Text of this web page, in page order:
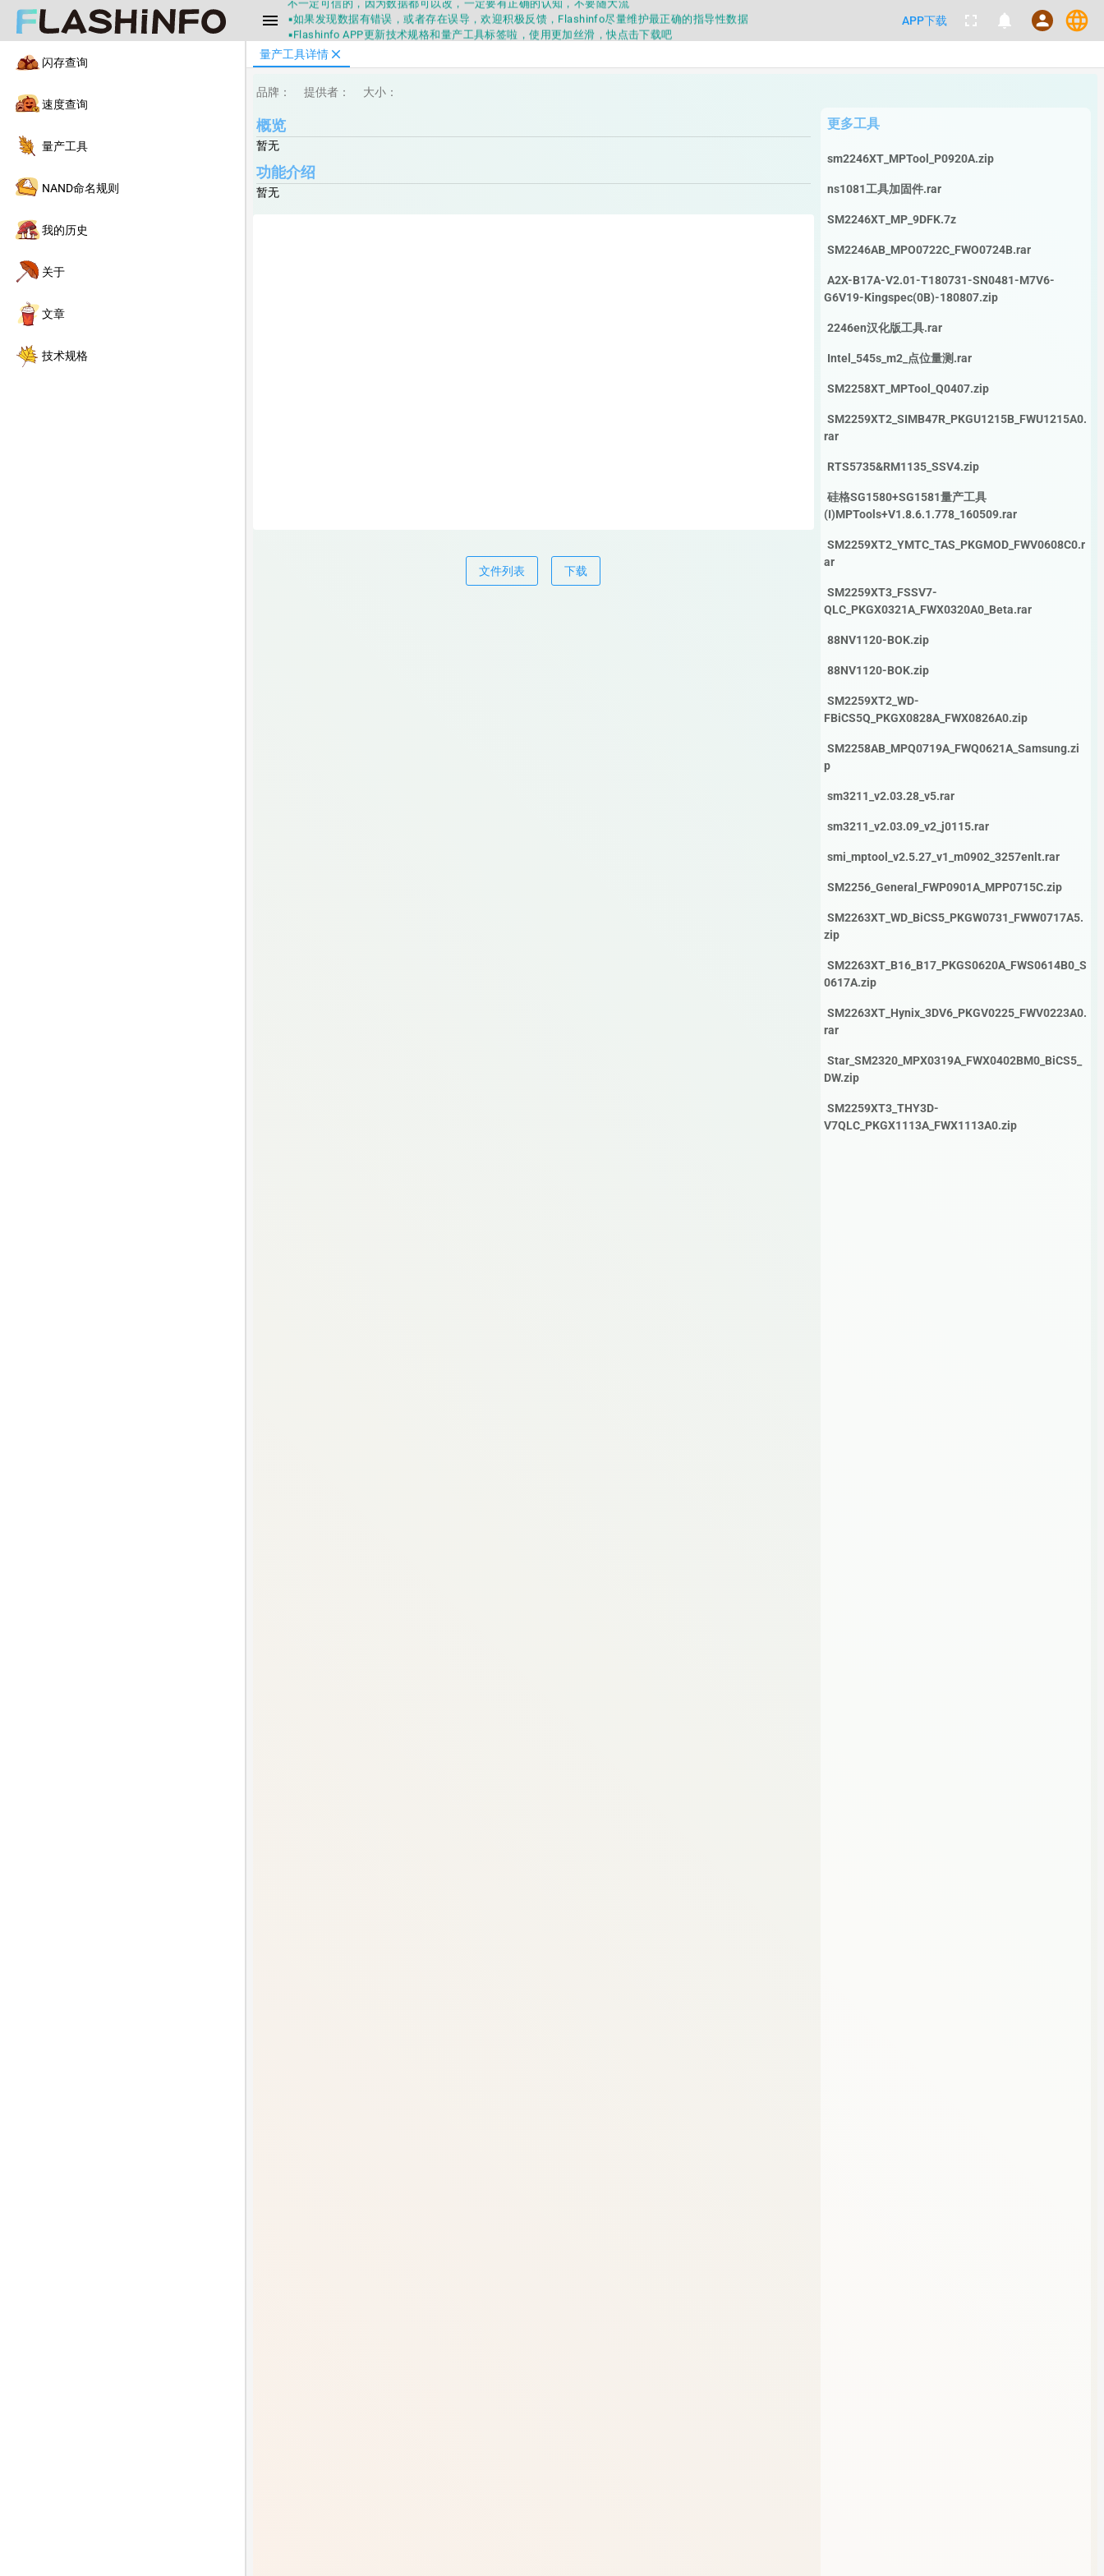
menu
▪如果发现数据有错误，或者存在误导，欢迎积极反馈，Flashinfo尽量维护最正确的指导性数据
▪Flashinfo APP更新技术规格和量产工具标签啦，使用更加丝滑，快点击下载吧
▪兄弟们没事不要乱下载量产工具，过分了下载服务会暂停一段时间才能恢复
▪Flashinfo提供的所有数据仅供参考，DIY本来就有不确定性，任何第三方工具提供的数据都不要100%相信，包括量产工具都
▪如果发现数据有错误，或者存在误导，欢迎积极反馈，Flashinfo尽量维护最正确的指导性数据
APP下载 fullscreen notifications person language
闪存查询
速度查询
量产工具
NAND命名规则
我的历史
关于
文章
技术规格
品牌： 提供者： 大小：
概览
暂无
功能介绍
暂无
文件列表 下载
更多工具
sm2246XT_MPTool_P0920A.zip
ns1081工具加固件.rar
SM2246XT_MP_9DFK.7z
SM2246AB_MPO0722C_FWO0724B.rar
A2X-B17A-V2.01-T180731-SN0481-M7V6-
G6V19-Kingspec(0B)-180807.zip
2246en汉化版工具.rar
Intel_545s_m2_点位量测.rar
SM2258XT_MPTool_Q0407.zip
SM2259XT2_SIMB47R_PKGU1215B_FWU1215A0.
rar
RTS5735&RM1135_SSV4.zip
硅格SG1580+SG1581量产工具
(I)MPTools+V1.8.6.1.778_160509.rar
SM2259XT2_YMTC_TAS_PKGMOD_FWV0608C0.r
ar
SM2259XT3_FSSV7-
QLC_PKGX0321A_FWX0320A0_Beta.rar
88NV1120-BOK.zip
88NV1120-BOK.zip
SM2259XT2_WD-
FBiCS5Q_PKGX0828A_FWX0826A0.zip
SM2258AB_MPQ0719A_FWQ0621A_Samsung.zi
p
sm3211_v2.03.28_v5.rar
sm3211_v2.03.09_v2_j0115.rar
smi_mptool_v2.5.27_v1_m0902_3257enlt.rar
SM2256_General_FWP0901A_MPP0715C.zip
SM2263XT_WD_BiCS5_PKGW0731_FWW0717A5.
zip
SM2263XT_B16_B17_PKGS0620A_FWS0614B0_S
0617A.zip
SM2263XT_Hynix_3DV6_PKGV0225_FWV0223A0.
rar
Star_SM2320_MPX0319A_FWX0402BM0_BiCS5_
DW.zip
SM2259XT3_THY3D-
V7QLC_PKGX1113A_FWX1113A0.zip
量产工具详情 close